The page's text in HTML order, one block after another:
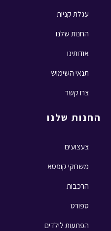
עגלת קניות
החנות שלנו
אודותינו
תנאי השימוש
צרו קשר
החנות שלנו
צעצועים
משחקי קופסא
הרכבות
ספורט
הפתעות לילדים